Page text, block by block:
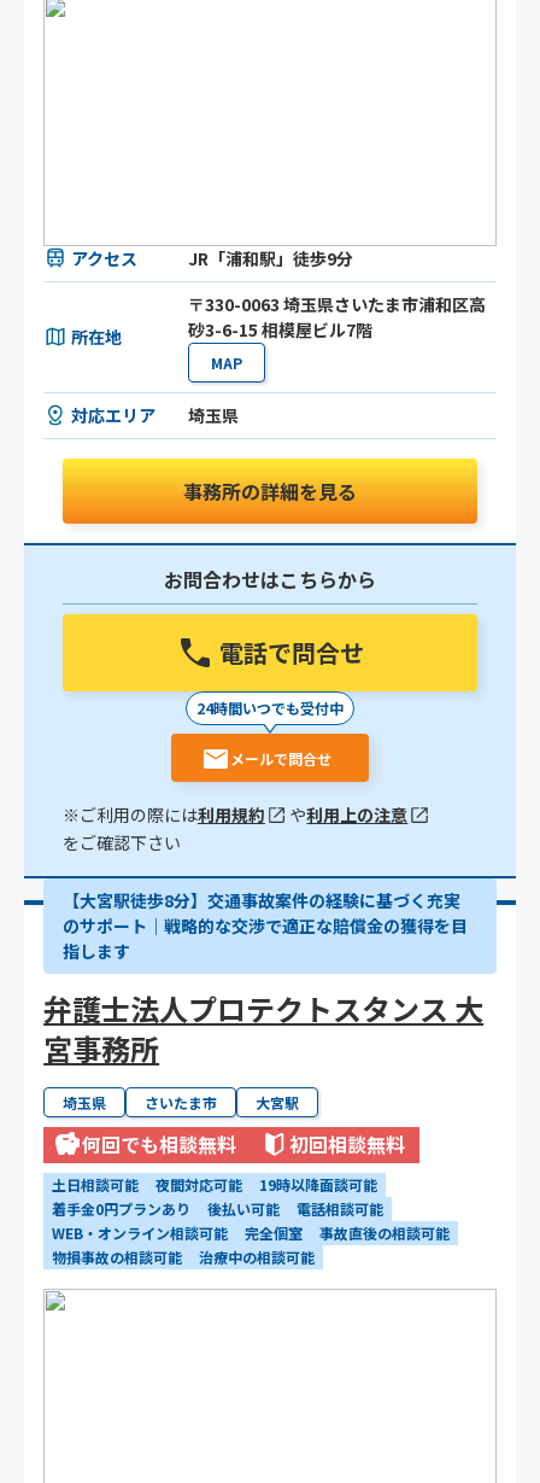
アクセス JR「浦和駅」徒歩9分
所在地
〒330-0063 埼玉県さいたま市浦和区高
砂3-6-15 相模屋ビル7階
MAP
対応エリア 埼玉県
事務所の詳細を見る
お問合わせはこちらから
電話で問合せ
24時間いつでも受付中
メールで問合せ
※ご利用の際には利用規約 や利用上の注意
をご確認下さい
【大宮駅徒歩8分】交通事故案件の経験に基づく充実
のサポート｜戦略的な交渉で適正な賠償金の獲得を目
指します
弁護士法人プロテクトスタンス 大
宮事務所
埼玉県 さいたま市 大宮駅
何回でも相談無料 初回相談無料
土日相談可能 夜間対応可能
19時以降面談可能
着手金0円プランあり
後払い可能
電話相談可能
WEB・オンライン相談可能
完全個室
事故直後の相談可能
物損事故の相談可能
治療中の相談可能